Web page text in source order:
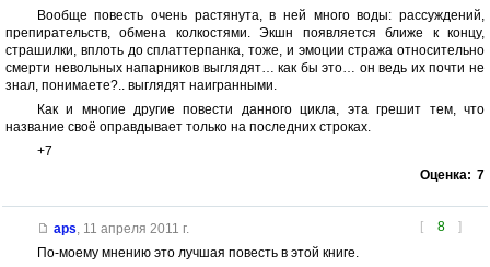
Вообще повесть очень растянута, в ней много воды: рассуждений,
препирательств, обмена колкостями. Экшн появляется ближе к концу,
страшилки, вплоть до сплаттерпанка, тоже, и эмоции стража относительно
смерти невольных напарников выглядят… как бы это… он ведь их почти не
знал, понимаете?.. выглядят наигранными.
Как и многие другие повести данного цикла, эта грешит тем, что
название своё оправдывает только на последних строках.
+7
Оценка: 7
[ 8 ]
aps 11 апреля 2011 г.
По-моему мнению это лучшая повесть в этой книге.